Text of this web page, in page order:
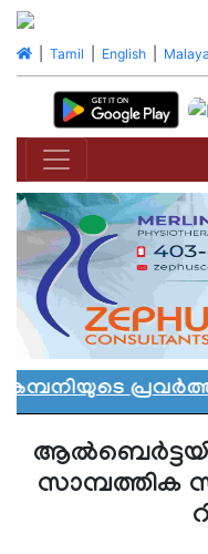
| Tamil English|
സാമ്പത്തിക